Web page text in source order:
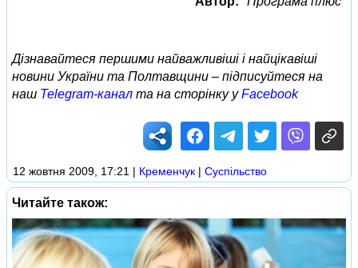
Дізнавайтеся першими найважливіші і найцікавіші
новини України та Полтавщини – підписуйтеся на
наш Telegram-канал та на сторінку уFacebook
12 жовтня 2009, 17:21 | Кременчук | Суспільство
Читайте також: